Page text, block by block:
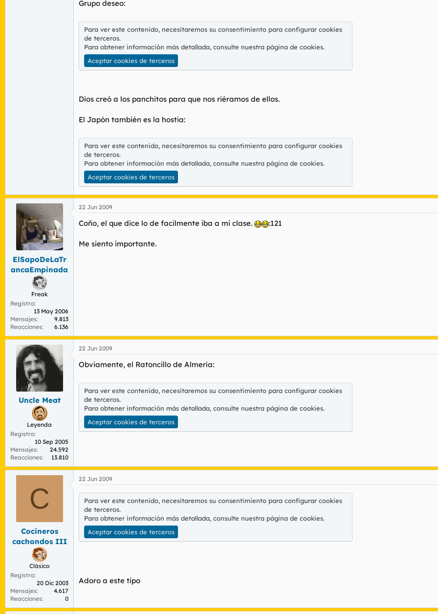
Grupo deseo:
Para ver este contenido, necesitaremos su consentimiento para configurar cookies
de terceros.
Para obtener información más detallada, consulte nuestra página de cookies.
Aceptar cookies de terceros
Dios creó a los panchitos para que nos riéramos de ellos.
El Japón también es la hostia:
Para ver este contenido, necesitaremos su consentimiento para configurar cookies
de terceros.
Para obtener información más detallada, consulte nuestra página de cookies.
Aceptar cookies de terceros
ElSapoDeLaTr
ancaEmpinada
Freak
Registro
13 May 2006
Mensajes
9.813
Reacciones
6.136
22 Jun 2009
Coño, el que dice lo de facilmente iba a mi clase. :121
Me siento importante.
Uncle Meat
Leyenda
Registro
10 Sep 2005
Mensajes
24.592
Reacciones
13.810
22 Jun 2009
Obviamente, el Ratoncillo de Almería:
Para ver este contenido, necesitaremos su consentimiento para configurar cookies
de terceros.
Para obtener información más detallada, consulte nuestra página de cookies.
Aceptar cookies de terceros
C
Cocineros
cachondos III
Clásico
Registro
20 Dic 2003
Mensajes
4.617
Reacciones
0
22 Jun 2009
Para ver este contenido, necesitaremos su consentimiento para configurar cookies
de terceros.
Para obtener información más detallada, consulte nuestra página de cookies.
Aceptar cookies de terceros
Adoro a este tipo